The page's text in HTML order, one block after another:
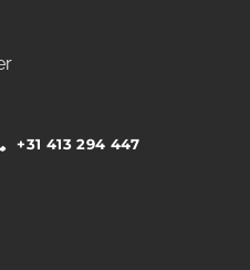
+31 413 294 447